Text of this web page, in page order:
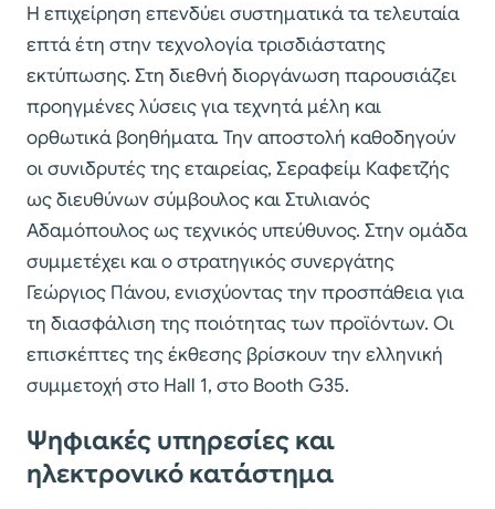
Η επιχείρηση επενδύει συστηματικά τα τελευταία
επτά έτη στην τεχνολογία τρισδιάστατης
εκτύπωσης. Στη διεθνή διοργάνωση παρουσιάζει
προηγμένες λύσεις για τεχνητά μέλη και
ορθωτικά βοηθήματα. Την αποστολή καθοδηγούν
οι συνιδρυτές της εταιρείας, Σεραφείμ Καφετζής
ως διευθύνων σύμβουλος και Στυλιανός
Αδαμόπουλος ως τεχνικός υπεύθυνος. Στην ομάδα
συμμετέχει και ο στρατηγικός συνεργάτης
Γεώργιος Πάνου, ενισχύοντας την προσπάθεια για
τη διασφάλιση της ποιότητας των προϊόντων. Οι
επισκέπτες της έκθεσης βρίσκουν την ελληνική
συμμετοχή στο Hall 1, στο Booth G35.
Ψηφιακές υπηρεσίες και
ηλεκτρονικό κατάστημα